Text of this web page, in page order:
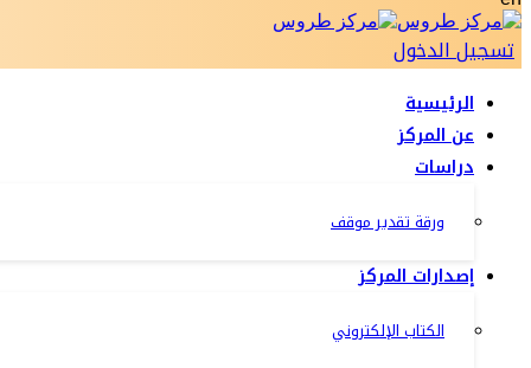
تسجيل الدخول
الرئيسية
عن المركز
دراسات
ورقة تقدير موقف
إصدارات المركز
الكتاب الإلكتروني